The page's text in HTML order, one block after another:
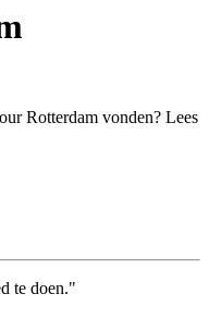
Rotterdam vonden? Lees
te doen."